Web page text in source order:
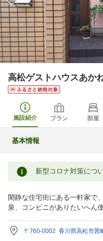
高松ゲストハウスあか
施設紹介 プラン 部屋
基本情報
新型コロナ対策につ
閑静な住宅街にある一軒家で
泉、コンビニがありたいへん
〒760-0002 香川県高松市茜